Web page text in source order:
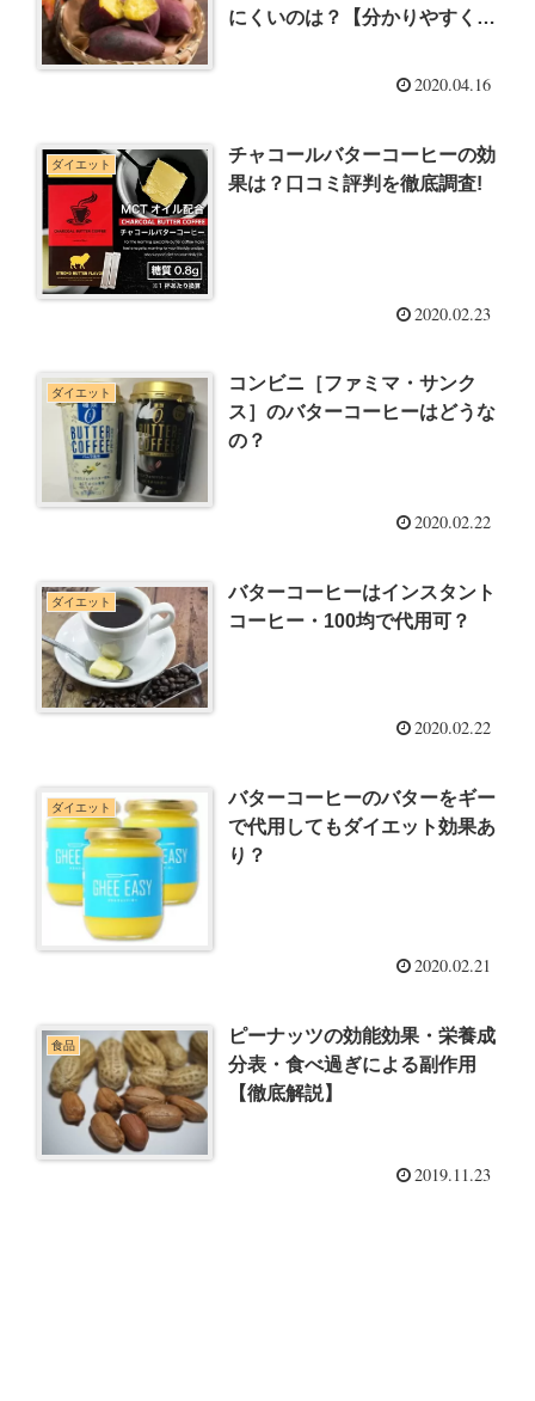
にくいのは？【分かりやすく解
2020.04.16
ダイエット
チャコールバターコーヒーの効
果は？口コミ評判を徹底調査!
2020.02.23
ダイエット
コンビニ［ファミマ・サンク
ス］のバターコーヒーはどうな
の？
2020.02.22
ダイエット
バターコーヒーはインスタント
コーヒー・100均で代用可？
2020.02.22
ダイエット
バターコーヒーのバターをギー
で代用してもダイエット効果あ
り？
2020.02.21
食品
ピーナッツの効能効果・栄養成
分表・食べ過ぎによる副作用
【徹底解説】
2019.11.23